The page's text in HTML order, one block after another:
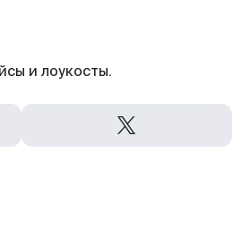
и лоукосты.